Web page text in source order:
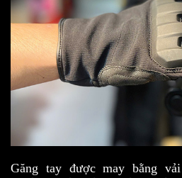
Găng tay được may bằng vải